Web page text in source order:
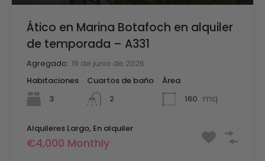
Ático en Marina Botafoch en alquiler
de temporada – A331
Agregado: 19 de junio de 2026
Habitaciones
3
Cuartos de baño
2
Área
160 mq
Alquileres Largo, En alquiler
€4,000 Monthly